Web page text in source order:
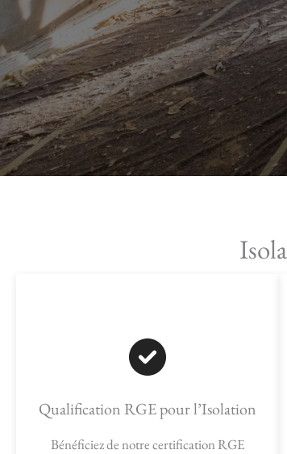
Qualification RGE pour l’Isolation
Bénéficiez de notre certification RGE